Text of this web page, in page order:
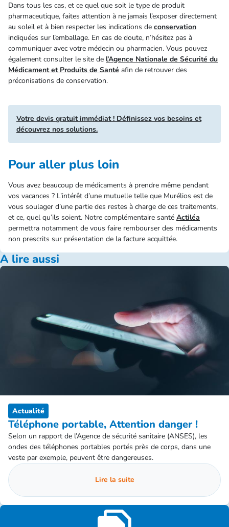
Dans tous les cas, et ce quel que soit le type de produit
pharmaceutique, faites attention à ne jamais l’exposer directement
au soleil et à bien respecter les indications de conservation
indiquées sur l’emballage. En cas de doute, n’hésitez pas à
communiquer avec votre médecin ou pharmacien. Vous pouvez
également consulter le site de l’Agence Nationale de Sécurité du
Médicament et Produits de Santé afin de retrouver des
préconisations de conservation.
Votre devis gratuit immédiat ! Définissez vos besoins et
découvrez nos solutions.
Pour aller plus loin
Vous avez beaucoup de médicaments à prendre même pendant
vos vacances ? L’intérêt d’une mutuelle telle que Murélios est de
vous soulager d’une partie des restes à charge de ces traitements,
et ce, quel qu’ils soient. Notre complémentaire santé Actiléa
permettra notamment de vous faire rembourser des médicaments
non prescrits sur présentation de la facture acquittée.
A lire aussi
Actualité
Téléphone portable, Attention danger !
Selon un rapport de l’Agence de sécurité sanitaire (ANSES), les
ondes des téléphones portables portés près de corps, dans une
veste par exemple, peuvent être dangereuses.
Lire la suite